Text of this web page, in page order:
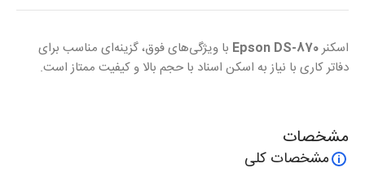
اسکنرEpson DS-870 با ویژگی‌های فوق، گزینه‌ای مناسب برای
دفاتر کاری با نیاز به اسکن اسناد با حجم بالا و کیفیت ممتاز است.
مشخصات
مشخصات کلی